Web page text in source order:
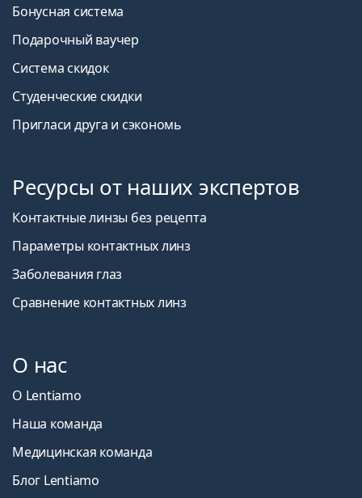
Бонусная система
Подарочный ваучер
Система скидок
Студенческие скидки
Пригласи друга и сэкономь
Ресурсы от наших экспертов
Контактные линзы без рецепта
Параметры контактных линз
Заболевания глаз
Сравнение контактных линз
О нас
О Lentiamo
Наша команда
Медицинская команда
Блог Lentiamo